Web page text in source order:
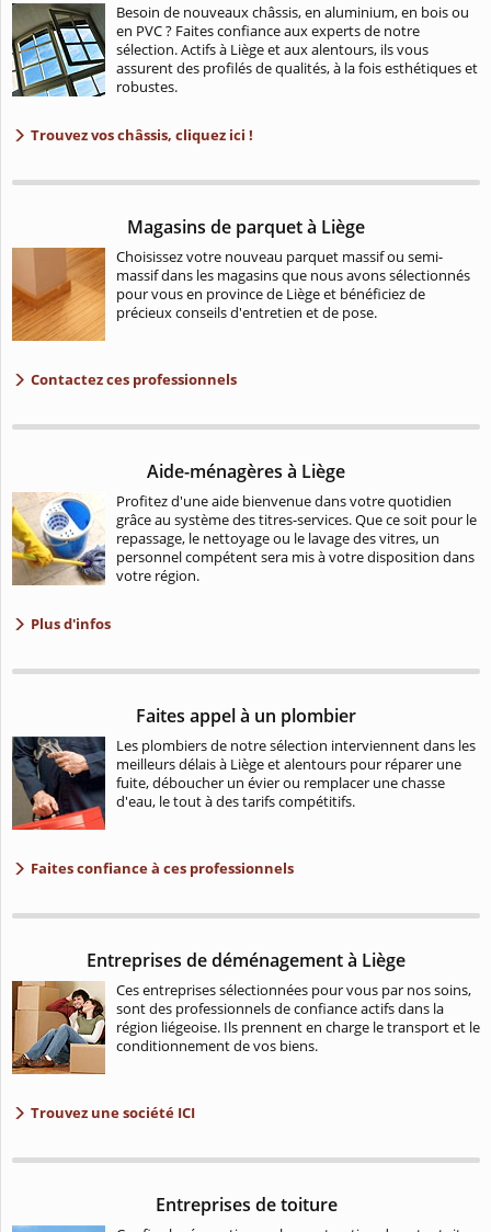
Besoin de nouveaux châssis, en aluminium, en bois ou
en PVC ? Faites confiance aux experts de notre
sélection. Actifs à Liège et aux alentours, ils vous
assurent des profilés de qualités, à la fois esthétiques et
robustes.
Trouvez vos châssis, cliquez ici !
Magasins de parquet à Liège
Choisissez votre nouveau parquet massif ou semi-
massif dans les magasins que nous avons sélectionnés
pour vous en province de Liège et bénéficiez de
précieux conseils d'entretien et de pose.
Contactez ces professionnels
Aide-ménagères à Liège
Profitez d'une aide bienvenue dans votre quotidien
grâce au système des titres-services. Que ce soit pour le
repassage, le nettoyage ou le lavage des vitres, un
personnel compétent sera mis à votre disposition dans
votre région.
Plus d'infos
Faites appel à un plombier
Les plombiers de notre sélection interviennent dans les
meilleurs délais à Liège et alentours pour réparer une
fuite, déboucher un évier ou remplacer une chasse
d'eau, le tout à des tarifs compétitifs.
Faites confiance à ces professionnels
Entreprises de déménagement à Liège
Ces entreprises sélectionnées pour vous par nos soins,
sont des professionnels de confiance actifs dans la
région liégeoise. Ils prennent en charge le transport et le
conditionnement de vos biens.
Trouvez une société ICI
Entreprises de toiture